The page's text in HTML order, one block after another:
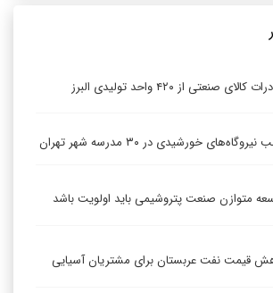
کالای صنعتی از ۴۲۰ واحد تولیدی البرز
خورشیدی در ۳۰ مدرسه شهر تهران
متوازن صنعت پتروشیمی باید اولویت باشد
قیمت نفت عربستان برای مشتریان آسیایی